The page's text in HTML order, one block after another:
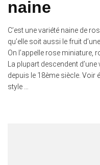
naine
C’est une variété naine de
qu’elle soit aussi le fruit
On l’appelle rose miniature,
La plupart descendent
depuis le 18ème siècle. Voir
style …